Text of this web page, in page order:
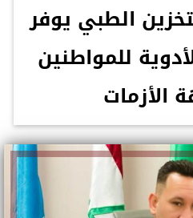
الطبي يوفر
للمواطنين
الأزمات